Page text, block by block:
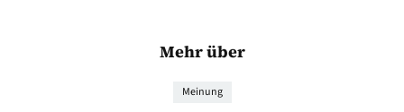
Mehr über
Meinung